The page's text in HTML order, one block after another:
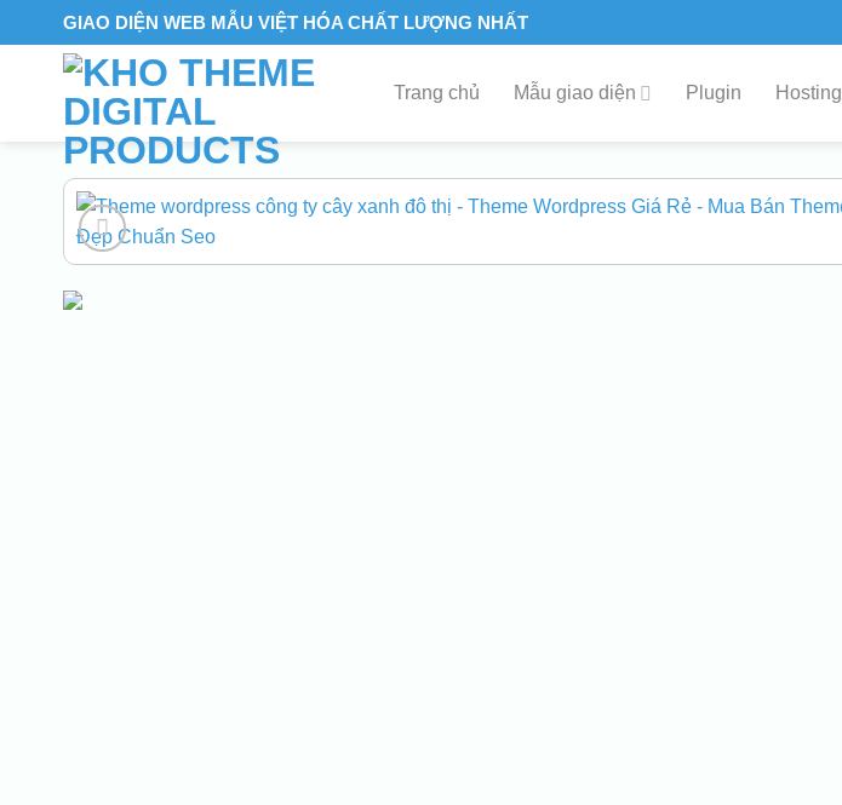
to
GIAO DIỆN WEB MẪU VIỆT HÓA CHẤT LƯỢNG NHẤT
Trang chủ Mẫu giao diện Plugin Hosting